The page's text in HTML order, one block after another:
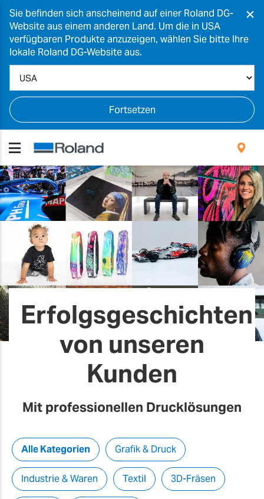
Sie befinden sich anscheinend auf einer Roland DG-
Website aus einem anderen Land. Um die in USA
verfügbaren Produkte anzuzeigen, wählen Sie bitte Ihre
lokale Roland DG-Website aus.
Fortsetzen
×
Erfolgsgeschichten
von unseren
Kunden
Mit professionellen Drucklösungen
Alle Kategorien Grafik & Druck
Industrie & Waren Textil 3D-Fräsen